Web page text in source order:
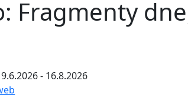
Fragmenty
- 16.8.2026